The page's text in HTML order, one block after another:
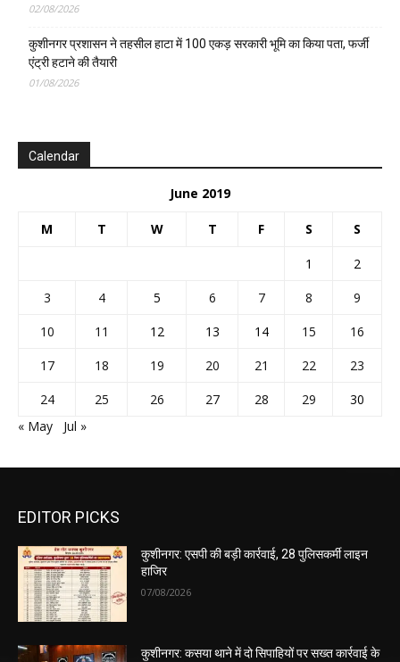
02/08/2026
कुशीनगर प्रशासन ने तहसील हाटा में 100 एकड़ सरकारी भूमि का किया पता, फर्जी
एंट्री हटाने की तैयारी
01/08/2026
Calendar
June 2019
M T W T F S S
1
2
3
4 5 6 7 8
9
10
11 12 13 14 15
16
17
18 19 20 21 22
23
24
25 26 27 28 29
30
« May
Jul »
EDITOR PICKS
कुशीनगर: एसपी की बड़ी कार्रवाई, 28 पुलिसकर्मी लाइन
हाजिर
07/08/2026
कुशीनगर: कसया थाने में दो सिपाहियों पर सख्त कार्रवाई के